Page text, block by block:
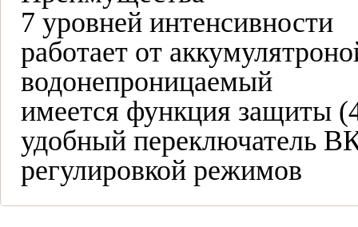
7 уровней интенсивности
работает от
водонепроницаемый
имеется функция защиты
удобный переключатель
регулировкой режимов